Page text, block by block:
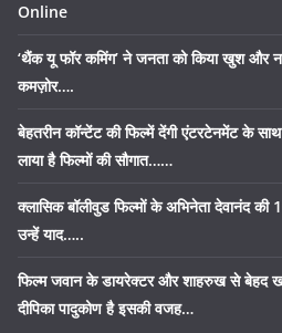
Online
‘थैंक यू फॉर कमिंग’ ने जनता को किया खुश और
कमज़ोर….
बेहतरीन कॉन्टेंट की फिल्में देंगी एंटरटेनमेंट के
लाया है फिल्मों की सौगात……
क्लासिक बॉलीवुड फिल्मों के अभिनेता देवानंद
उन्हें याद…..
फिल्म जवान के डायरेक्टर और शाहरुख से बेहद
दीपिका पादुकोण है इसकी वजह…